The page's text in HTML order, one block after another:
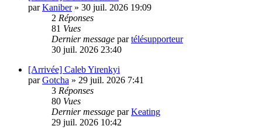
parKaniber» 30 juil. 2026 19:09
2 Réponses
81 Vues
Dernier message partélésupporteur
30 juil. 2026 23:40
[Arrivée] Caleb Yirenkyi
parGotcha » 29 juil. 2026 7:41
3 Réponses
80 Vues
Dernier message parKeating
29 juil. 2026 10:42